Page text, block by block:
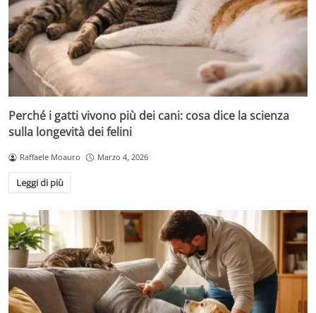
Perché i gatti vivono più dei cani: cosa dice la scienza
sulla longevità dei felini
Raffaele Moauro Marzo 4, 2026
Leggi di più